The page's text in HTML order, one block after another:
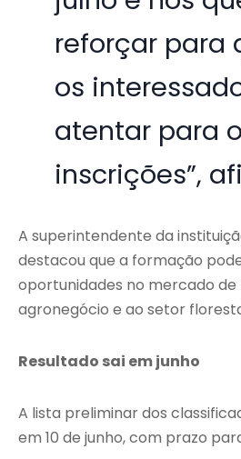
reforçar para
os
atentar para
inscrições”,
A superintendente da
destacou que a formação
oportunidades no mercado
agronegócio e ao setor
Resultado sai em junho
A lista preliminar dos
em 10 de junho, com prazo